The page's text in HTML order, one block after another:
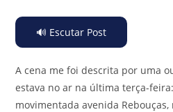
🔊 Escutar Post
A cena me foi descrita por uma
estava no ar na última terça-
movimentada avenida